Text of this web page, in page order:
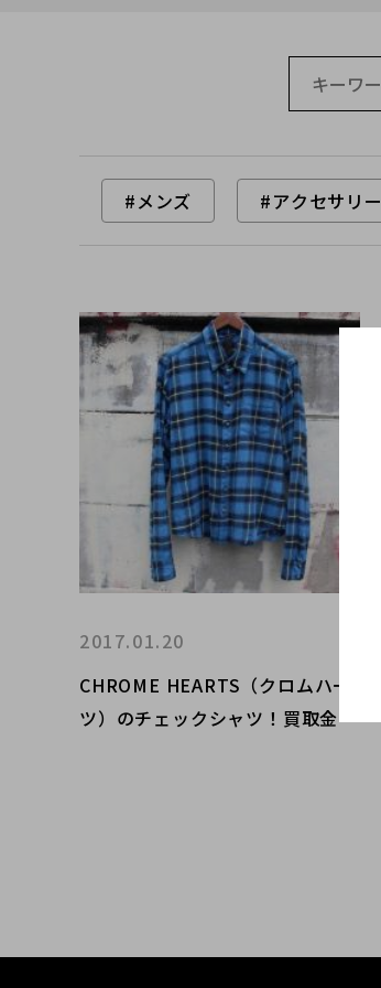
#メンズ #アクセサリー
CHROME HEARTS（クロムハー
ツ）のチェックシャツ！買取金額
2017.01.20